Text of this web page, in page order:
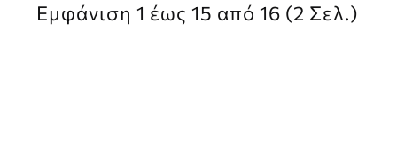
Εμφάνιση 1 έως 15 από 16 (2 Σελ.)